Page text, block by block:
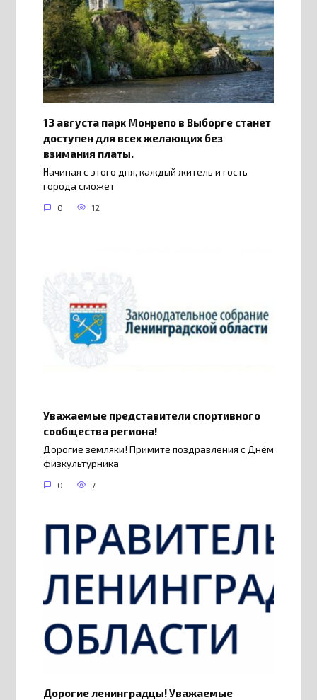
13 августа парк Монрепо в Выборге станет
доступен для всех желающих без
взимания платы.
Начиная с этого дня, каждый житель и гость
города сможет
0 12
Уважаемые представители спортивного
сообщества региона!
Дорогие земляки! Примите поздравления с Днём
физкультурника
0 7
Дорогие ленинградцы! Уважаемые